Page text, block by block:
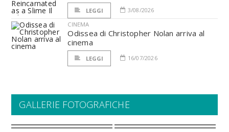
LEGGI
3/08/2026
CINEMA
Odissea di Christopher Nolan arriva al
cinema
LEGGI 16/07/2026
GALLERIE FOTOGRAFICHE